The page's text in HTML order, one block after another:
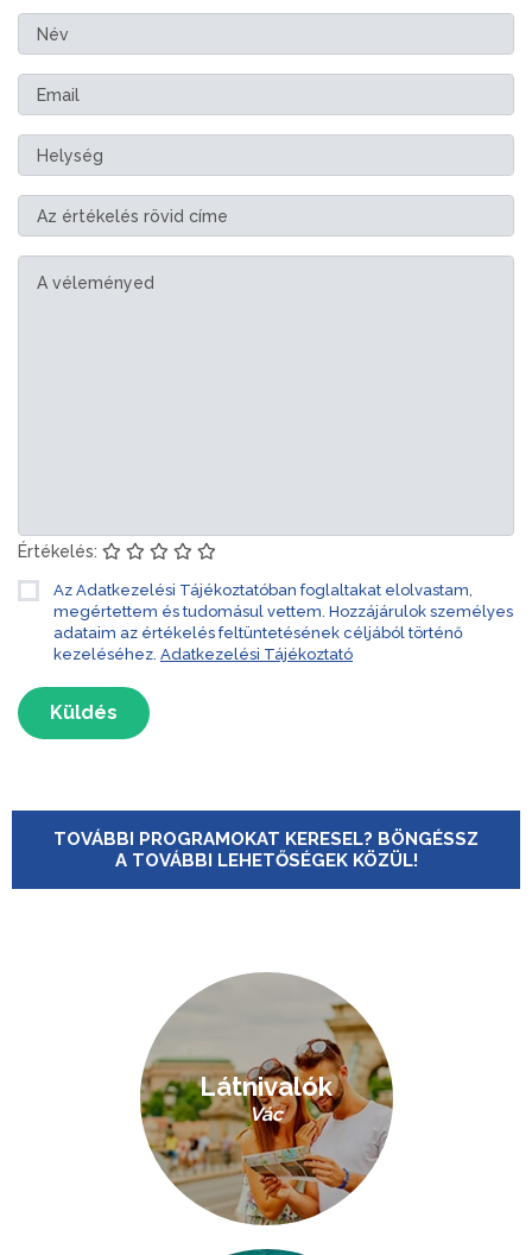
Értékelés:
Az Adatkezelési Tájékoztatóban foglaltakat elolvastam,
megértettem és tudomásul vettem. Hozzájárulok személyes
adataim az értékelés feltüntetésének céljából történő
kezeléséhez. Adatkezelési Tájékoztató
Küldés
TOVÁBBI PROGRAMOKAT KERESEL? BÖNGÉSSZ
A TOVÁBBI LEHETŐSÉGEK KÖZÜL!
Látnivalók
Vác